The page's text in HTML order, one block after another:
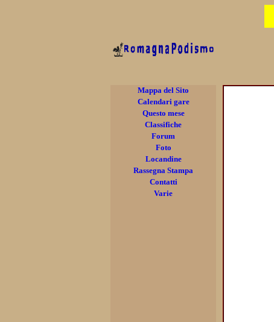
Mappa del Sito
Calendari gare
Questo mese
Classifiche
Forum
Foto
Locandine
Rassegna Stampa
Contatti
Varie